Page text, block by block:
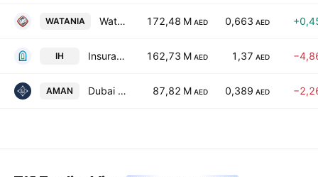
WATANIA Watania International Holding PJSC 172,48 M AED 0,663 AED
IH Insurance House 162,73 M AED 1,37 AED
AMAN Dubai Islamic Insurance & Reinsurance Co. 87,82 M AED 0,389 AED